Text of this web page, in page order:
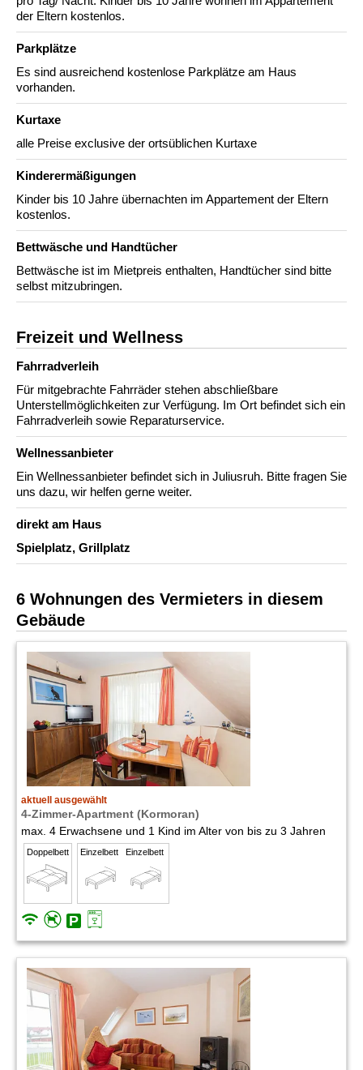
der Eltern kostenlos.
Parkplätze
Es sind ausreichend kostenlose Parkplätze am Haus
vorhanden.
Kurtaxe
alle Preise exclusive der ortsüblichen Kurtaxe
Kinderermäßigungen
Kinder bis 10 Jahre übernachten im Appartement der Eltern
kostenlos.
Bettwäsche und Handtücher
Bettwäsche ist im Mietpreis enthalten, Handtücher sind bitte
selbst mitzubringen.
Freizeit und Wellness
Fahrradverleih
Für mitgebrachte Fahrräder stehen abschließbare
Unterstellmöglichkeiten zur Verfügung. Im Ort befindet sich ein
Fahrradverleih sowie Reparaturservice.
Wellnessanbieter
Ein Wellnessanbieter befindet sich in Juliusruh. Bitte fragen Sie
uns dazu, wir helfen gerne weiter.
direkt am Haus
Spielplatz, Grillplatz
6 Wohnungen des Vermieters in diesem
Gebäude
aktuell ausgewählt
4-Zimmer-Apartment (Kormoran)
max. 4 Erwachsene und 1 Kind im Alter von bis zu 3 Jahren
Doppelbett Einzelbett Einzelbett